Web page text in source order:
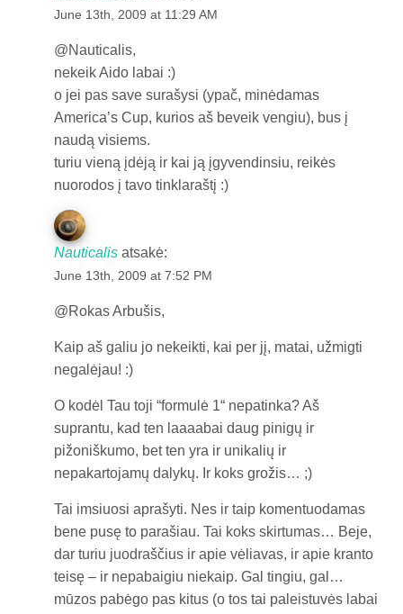
June 13th, 2009 at 11:29 AM
@Nauticalis,
nekeik Aido labai :)
o jei pas save surašysi (ypač, minėdamas
America’s Cup, kurios aš beveik vengiu), bus į
naudą visiems.
turiu vieną įdėją ir kai ją įgyvendinsiu, reikės
nuorodos į tavo tinklaraštį :)
Nauticalis atsakė:
June 13th, 2009 at 7:52 PM
@Rokas Arbušis,
Kaip aš galiu jo nekeikti, kai per jį, matai, užmigti
negalėjau! :)
O kodėl Tau toji “formulė 1“ nepatinka? Aš
suprantu, kad ten laaaabai daug pinigų ir
pižoniškumo, bet ten yra ir unikalių ir
nepakartojamų dalykų. Ir koks grožis… ;)
Tai imsiuosi aprašyti. Nes ir taip komentuodamas
bene pusę to parašiau. Tai koks skirtumas… Beje,
dar turiu juodraščius ir apie vėliavas, ir apie kranto
teisę – ir nepabaigiu niekaip. Gal tingiu, gal…
mūzos pabėgo pas kitus (o tos tai paleistuvės labai